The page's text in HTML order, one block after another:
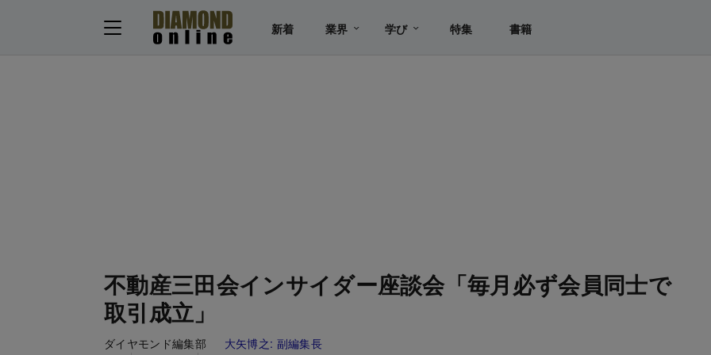
新着 業界 学び 特集 書籍
不動産三田会インサイダー座談会「毎月必ず会員同士で
取引成立」
ダイヤモンド編集部 大矢博之: 副編集長